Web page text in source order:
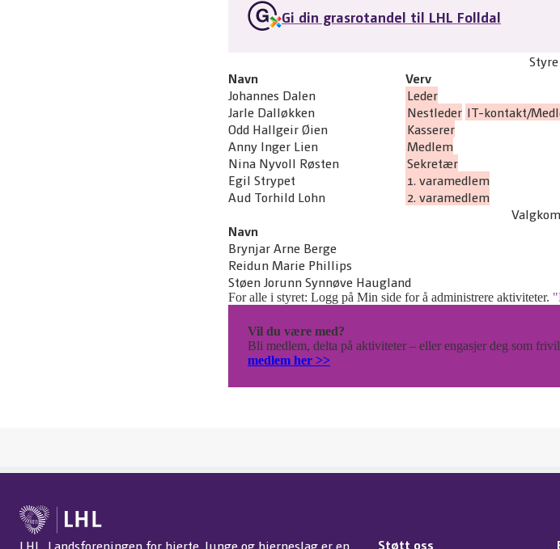
Gi din grasrotandel til LHL Folldal
Styre
Navn
Verv
Johannes Dalen
Leder
Jarle Dalløkken
Nestleder IT-kontakt/
Odd Hallgeir Øien
Kasserer
Anny Inger Lien
Medlem
Nina Nyvoll Røsten
Sekretær
Egil Strypet
1. varamedlem
Aud Torhild Lohn
2. varamedlem
Navn
Brynjar Arne Berge
Reidun Marie Phillips
Støen Jorunn Synnøve Haugland
For alle i styret: Logg på Min side for å administrere aktiviteter.
Vil du være med?
Bli medlem, delta på aktiviteter – eller engasjer deg som
medlem her >>
LHL, Landsforeningen for hjerte, lunge og hjerneslag er en Støtt oss